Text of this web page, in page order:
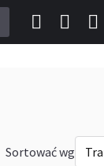
Sortować wg